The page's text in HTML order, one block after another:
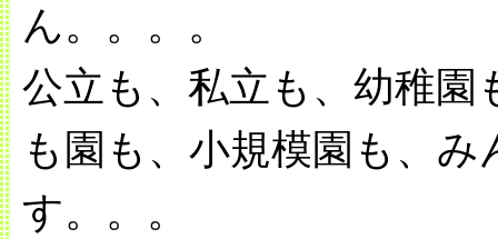
ん。。。。
公立も、私立も、幼稚園
も園も、小規模園も、
す。。。